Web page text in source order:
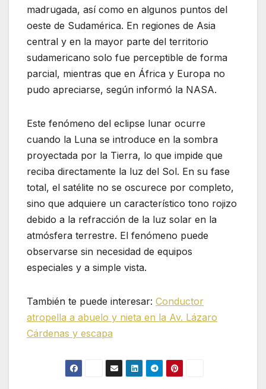
madrugada, así como en algunos puntos del
oeste de Sudamérica. En regiones de Asia
central y en la mayor parte del territorio
sudamericano solo fue perceptible de forma
parcial, mientras que en África y Europa no
pudo apreciarse, según informó la NASA.
Este fenómeno del eclipse lunar ocurre
cuando la Luna se introduce en la sombra
proyectada por la Tierra, lo que impide que
reciba directamente la luz del Sol. En su fase
total, el satélite no se oscurece por completo,
sino que adquiere un característico tono rojizo
debido a la refracción de la luz solar en la
atmósfera terrestre. El fenómeno puede
observarse sin necesidad de equipos
especiales y a simple vista.
También te puede interesar: Conductor
atropella a abuelo y nieta en la Av. Lázaro
Cárdenas y escapa